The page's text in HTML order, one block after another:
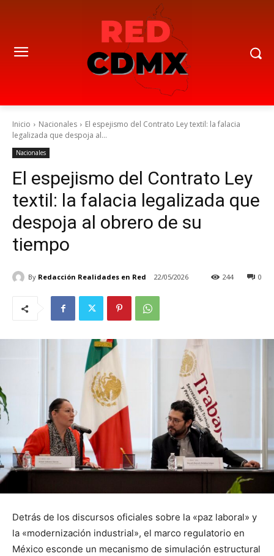
Inicio Nacionales
El espejismo del Contrato Ley textil: la falacia
legalizada que despoja al...
Nacionales
El espejismo del Contrato Ley
textil: la falacia legalizada que
despoja al obrero de su
tiempo
By Redacción Realidades en Red 22/05/2026 0
244
Detrás de los discursos oficiales sobre la «paz laboral» y
la «modernización industrial», el marco regulatorio en
México esconde un mecanismo de simulación estructural